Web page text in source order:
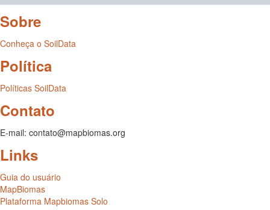
Sobre
Conheça o SoilData
Política
Políticas SoilData
Contato
E-mail: contato@mapbiomas.org
Links
Guia do usuário
MapBiomas
Plataforma Mapbiomas Solo